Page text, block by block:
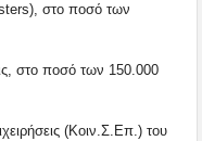
στο ποσό των
στο ποσό των 150.000
(Κοιν.Σ.Επ.) του